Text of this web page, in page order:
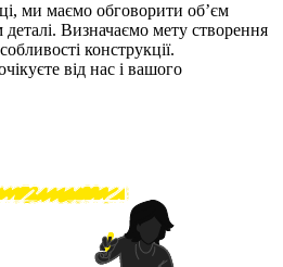
ми маємо обговорити об’єм
деталі. Визначаємо мету створення
конструкції.
від нас і вашого